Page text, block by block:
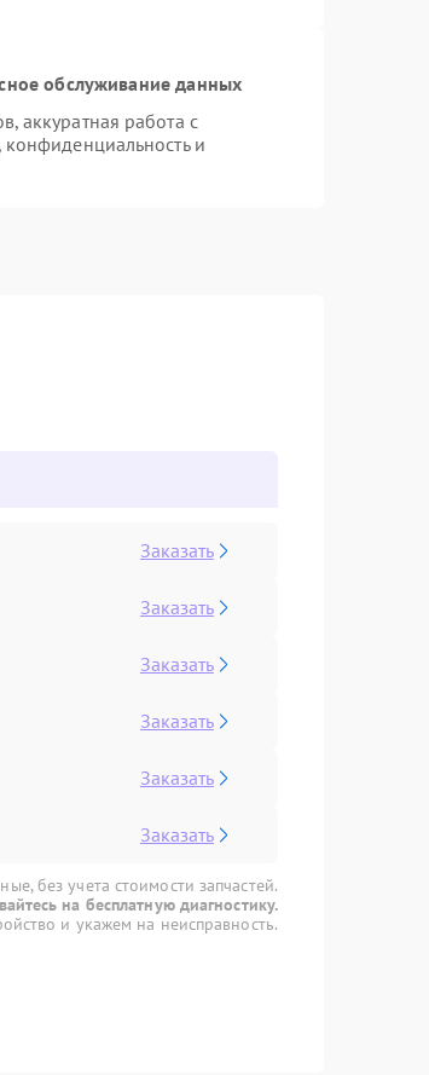
обслуживание данных
аккуратная работа с
и
Заказать
Заказать
Заказать
Заказать
Заказать
Заказать
без учета стоимости запчастей.
на бесплатную диагностику.
и укажем на неисправность.